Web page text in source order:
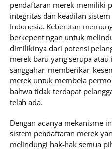
pendaftaran merek memiliki
integritas dan keadilan
Indonesia. Keberatan
berkepentingan untuk
dimilikinya dari potensi
merek baru yang serupa
sanggahan memberikan
merek untuk membela
bahwa tidak terdapat
telah ada.
Dengan adanya mekanisme
sistem pendaftaran merek
melindungi hak-hak semua